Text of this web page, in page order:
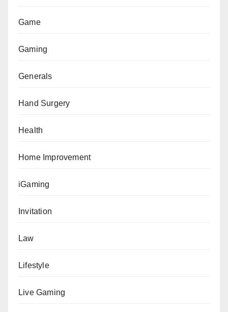
Game
Gaming
Generals
Hand Surgery
Health
Home Improvement
iGaming
Invitation
Law
Lifestyle
Live Gaming